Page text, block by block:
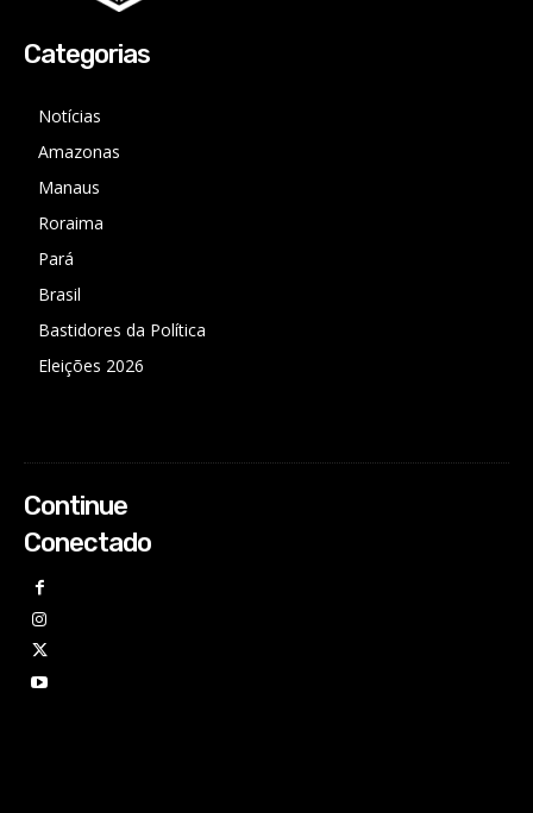
Categorias
Notícias
Amazonas
Manaus
Roraima
Pará
Brasil
Bastidores da Política
Eleições 2026
Continue
Conectado